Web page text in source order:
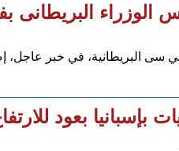
الوزراء البريطانى
البريطانية، في خبر عاجل،
بعود للارتفاع بتسجيل 769 حالة